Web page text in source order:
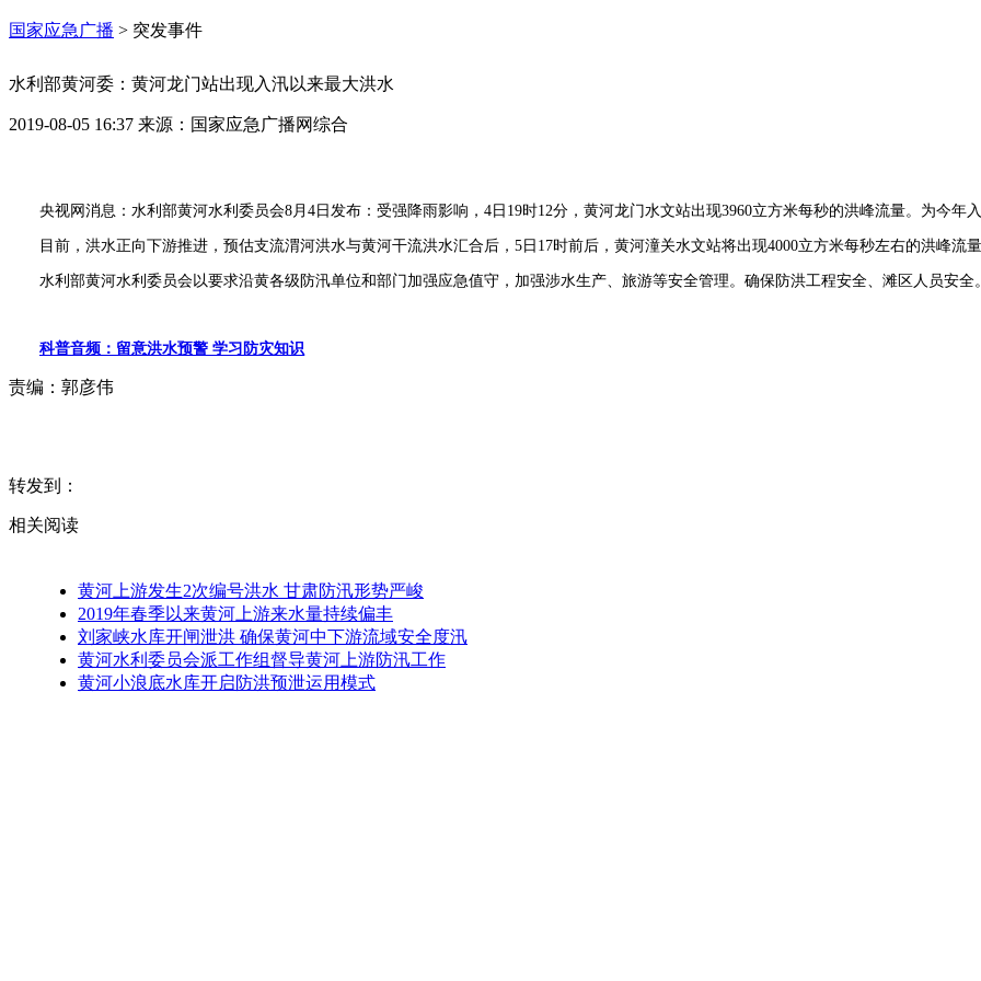
国家应急广播 > 突发事件
水利部黄河委：黄河龙门站出现入汛以来最大洪水
2019-08-05 16:37 来源： 国家应急广播网综合
央视网消息：水利部黄河水利委员会8月4日发布：受强降雨影响，4日19时12分，黄河龙门水文站出现3960立方米每秒的洪峰流量。为今年
目前，洪水正向下游推进，预估支流渭河洪水与黄河干流洪水汇合后，5日17时前后，黄河潼关水文站将出现4000立方米每秒左右的洪峰流量
水利部黄河水利委员会以要求沿黄各级防汛单位和部门加强应急值守，加强涉水生产、旅游等安全管理。确保防洪工程安全、滩区人员安全。
科普音频：留意洪水预警 学习防灾知识
责编： 郭彦伟
转发到：
相关阅读
黄河上游发生2次编号洪水 甘肃防汛形势严峻
2019年春季以来黄河上游来水量持续偏丰
刘家峡水库开闸泄洪 确保黄河中下游流域安全度汛
黄河水利委员会派工作组督导黄河上游防汛工作
黄河小浪底水库开启防洪预泄运用模式